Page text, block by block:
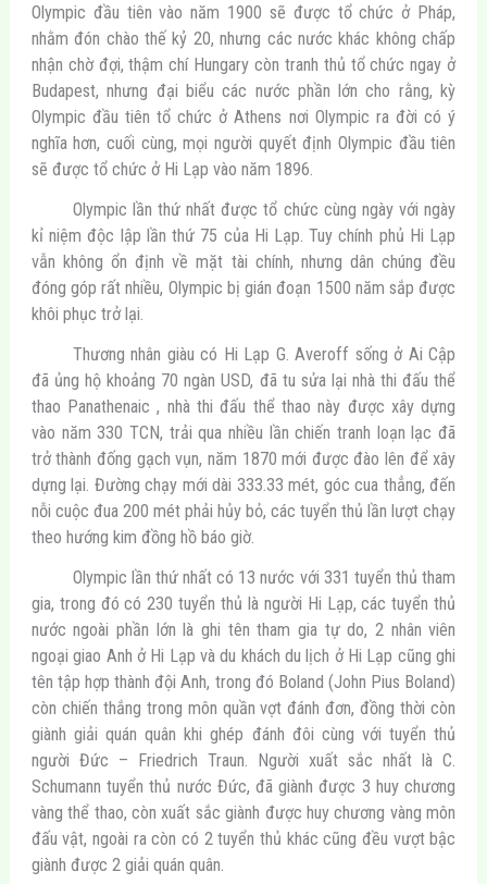
Olympic đầu tiên vào năm 1900 sẽ được tổ chức ở Pháp,
nhằm đón chào thế kỷ 20, nhưng các nước khác không chấp
nhận chờ đợi, thậm chí Hungary còn tranh thủ tổ chức ngay ở
Budapest, nhưng đại biểu các nước phần lớn cho rằng, kỳ
Olympic đầu tiên tổ chức ở Athens nơi Olympic ra đời có ý
nghĩa hơn, cuối cùng, mọi người quyết định Olympic đầu tiên
sẽ được tổ chức ở Hi Lạp vào năm 1896.
Olympic lần thứ nhất được tổ chức cùng ngày với ngày
kỉ niệm độc lập lần thứ 75 của Hi Lạp. Tuy chính phủ Hi Lạp
vẫn không ổn định về mặt tài chính, nhưng dân chúng đều
đóng góp rất nhiều, Olympic bị gián đoạn 1500 năm sắp được
khôi phục trở lại.
Thương nhân giàu có Hi Lạp G. Averoff sống ở Ai Cập
đã ủng hộ khoảng 70 ngàn USD, đã tu sửa lại nhà thi đấu thể
thao Panathenaic , nhà thi đấu thể thao này được xây dựng
vào năm 330 TCN, trải qua nhiều lần chiến tranh loạn lạc đã
trở thành đống gạch vụn, năm 1870 mới được đào lên để xây
dựng lại. Đường chạy mới dài 333.33 mét, góc cua thẳng, đến
nỗi cuộc đua 200 mét phải hủy bỏ, các tuyển thủ lần lượt chạy
theo hướng kim đồng hồ báo giờ.
Olympic lần thứ nhất có 13 nước với 331 tuyển thủ tham
gia, trong đó có 230 tuyển thủ là người Hi Lạp, các tuyển thủ
nước ngoài phần lớn là ghi tên tham gia tự do, 2 nhân viên
ngoại giao Anh ở Hi Lạp và du khách du lịch ở Hi Lạp cũng ghi
tên tập hợp thành đội Anh, trong đó Boland (John Pius Boland)
còn chiến thắng trong môn quần vợt đánh đơn, đồng thời còn
giành giải quán quân khi ghép đánh đôi cùng với tuyển thủ
người Đức – Friedrich Traun. Người xuất sắc nhất là C.
Schumann tuyển thủ nước Đức, đã giành được 3 huy chương
vàng thể thao, còn xuất sắc giành được huy chương vàng môn
đấu vật, ngoài ra còn có 2 tuyển thủ khác cũng đều vượt bậc
giành được 2 giải quán quân.